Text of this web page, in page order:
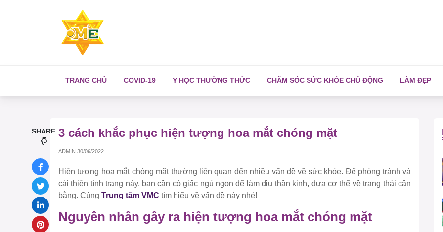
TRANG CHỦ COVID-19 Y HỌC THƯỜNG THỨC CHĂM SÓC SỨC KHỎE CHỦ ĐỘNG LÀM ĐẸP
3 cách khắc phục hiện tượng hoa mắt chóng mặt
ADMIN 30/06/2022
Hiện tượng hoa mắt chóng mặt thường liên quan đến nhiều vấn đề về sức khỏe. Để phòng tránh và
cải thiện tình trạng này, bạn cần có giấc ngủ ngon để làm dịu thần kinh, đưa cơ thể về trạng thái cân
bằng. Cùng Trung tâm VMC tìm hiểu về vấn đề này nhé!
Nguyên nhân gây ra hiện tượng hoa mắt chóng mặt
SHARE